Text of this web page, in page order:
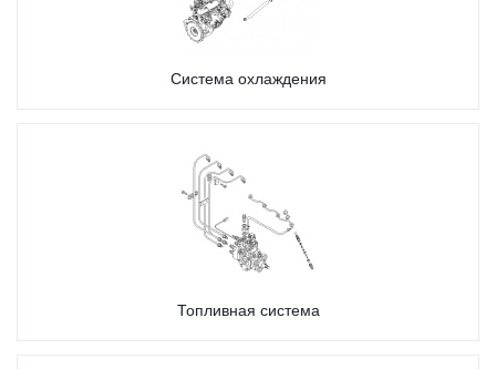
Система охлаждения
Топливная система